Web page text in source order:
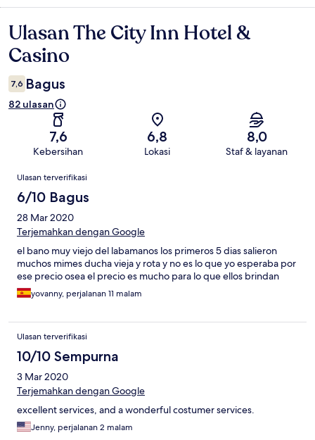
Ulasan
Ulasan The City Inn Hotel &
Casino
7,6 Bagus
82 ulasan
7,6
Kebersihan
6,8
Lokasi
8,0
Staf & layanan
Ulasan
Ulasan terverifikasi
6/10 Bagus
28 Mar 2020
Terjemahkan dengan Google
el bano muy viejo del labamanos los primeros 5 dias salieron
muchos mimes ducha vieja y rota y no es lo que yo esperaba por
ese precio osea el precio es mucho para lo que ellos brindan
yovanny, perjalanan 11 malam
Ulasan terverifikasi
10/10 Sempurna
3 Mar 2020
Terjemahkan dengan Google
excellent services, and a wonderful costumer services.
Jenny, perjalanan 2 malam